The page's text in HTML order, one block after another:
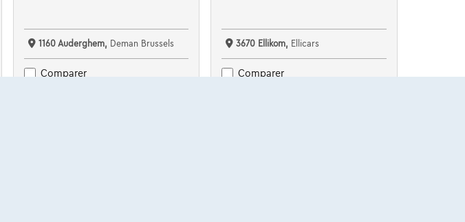
1160 Auderghem, Deman Brussels
Comparer
3670 Ellikom, Ellicars
Comparer